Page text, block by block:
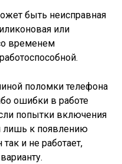
быть неисправная
или
временем
поломки телефона
ошибки в работе
попытки включения
лишь к появлению
и не работает,